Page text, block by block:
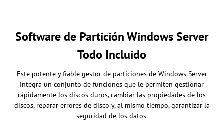
Software de Partición Windows Server
Todo Incluido
Este potente y fiable gestor de particiones de Windows Server
integra un conjunto de funciones que le permiten gestionar
rápidamente los discos duros, cambiar las propiedades de los
discos, reparar errores de disco y, al mismo tiempo, garantizar la
seguridad de los datos.